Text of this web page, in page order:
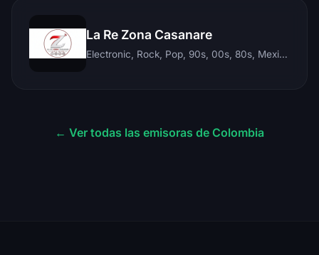
La Re Zona Casanare
Electronic, Rock, Pop, 90s, 00s, 80s, Mexican, Ranchera, Reggaeton, Instrumental, Salsa, Merengue, Tropical, Romantic, Vallenato, Llanera
← Ver todas las emisoras de Colombia